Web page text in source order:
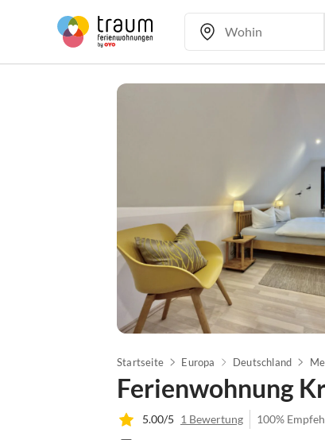
Startseite Europa Deutschland
Ferienwohnung
5.00/5 1 Bewertung 100%